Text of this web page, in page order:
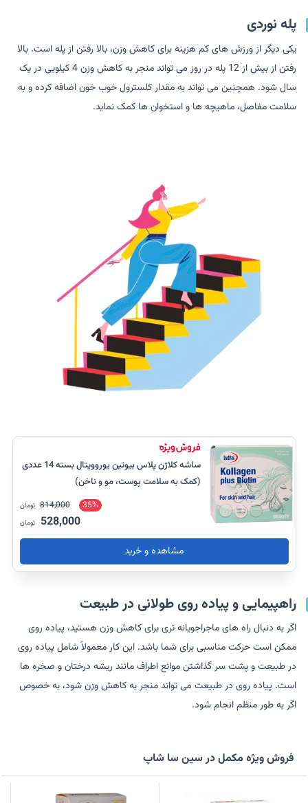
پله نوردی
یکی دیگر از ورزش های کم هزینه برای کاهش وزن، بالا رفتن از پله است. بالا
رفتن از بیش از 12 پله در روز می تواند منجر به کاهش وزن 4 کیلویی در یک
سال شود. همچنین می تواند به مقدار کلسترول خوب خون اضافه کرده و به
سلامت مفاصل، ماهیچه ها و استخوان ها کمک نماید.
ساشه کلاژن پلاس بیوتین یوروویتال بسته 14 عددی
(کمک به سلامت پوست، مو و ناخن)
35%
814,000 تومان
528,000 تومان
مشاهده و خرید
راهپیمایی و پیاده روی طولانی در طبیعت
اگر به دنبال راه های ماجراجویانه تری برای کاهش وزن هستید، پیاده روی
ممکن است حرکت مناسبی برای شما باشد. این کار معمولاً شامل پیاده روی
در طبیعت و پشت سر گذاشتن موانع اطراف مانند ریشه درختان و صخره ها
است. پیاده روی در طبیعت می تواند منجر به کاهش وزن شود، به خصوص
اگر به طور منظم انجام شود.
فروش ویژه مکمل در سین سا شاپ